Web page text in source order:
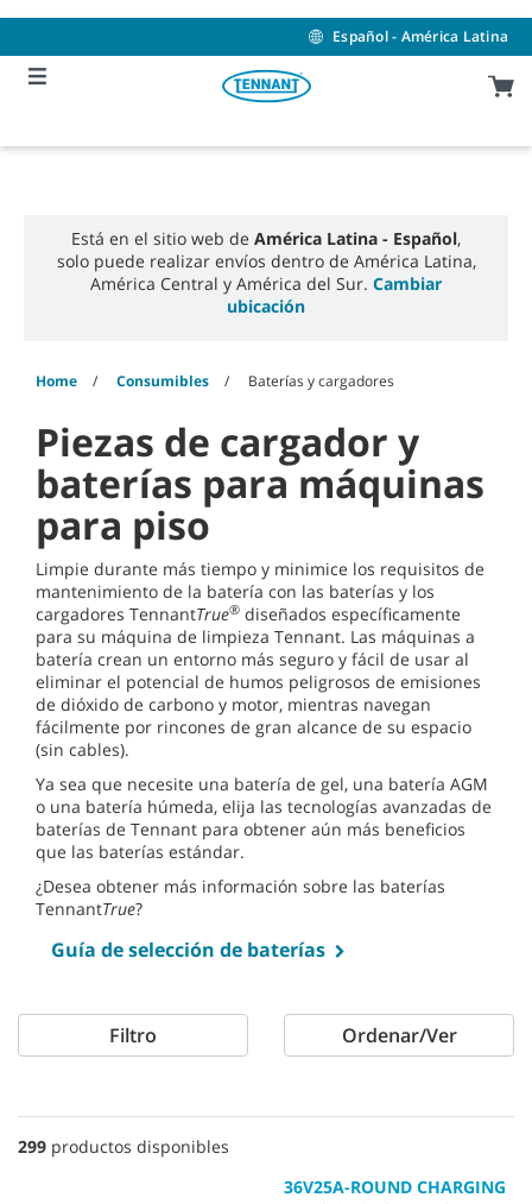
content
navigation
menu
Español - América Latina
Está en el sitio web de América Latina - Español,
solo puede realizar envíos dentro de América Latina,
América Central y América del Sur. Cambiar
ubicación
Home Consumibles Baterías y cargadores
Piezas de cargador y
baterías para máquinas
para piso
Limpie durante más tiempo y minimice los requisitos de
mantenimiento de la batería con las baterías y los
cargadores TennantTrue® diseñados específicamente
para su máquina de limpieza Tennant. Las máquinas a
batería crean un entorno más seguro y fácil de usar al
eliminar el potencial de humos peligrosos de emisiones
de dióxido de carbono y motor, mientras navegan
fácilmente por rincones de gran alcance de su espacio
(sin cables).
Ya sea que necesite una batería de gel, una batería AGM
o una batería húmeda, elija las tecnologías avanzadas de
baterías de Tennant para obtener aún más beneficios
que las baterías estándar.
¿Desea obtener más información sobre las baterías
TennantTrue?
Guía de selección de baterías
Filtro Ordenar/Ver
299 productos disponibles
36V25A-ROUND CHARGING